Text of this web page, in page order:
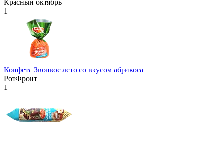
Красный октябрь
1
Конфета Звонкое лето со вкусом абрикоса
РотФронт
1